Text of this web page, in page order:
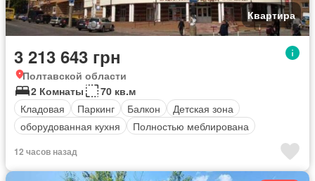
Квартира
3 213 643 грн
Полтавской области
2 Комнаты
70 кв.м
Кладовая
Паркинг Балкон
Детская зона
оборудованная кухня
Полностью меблирована
12 часов назад